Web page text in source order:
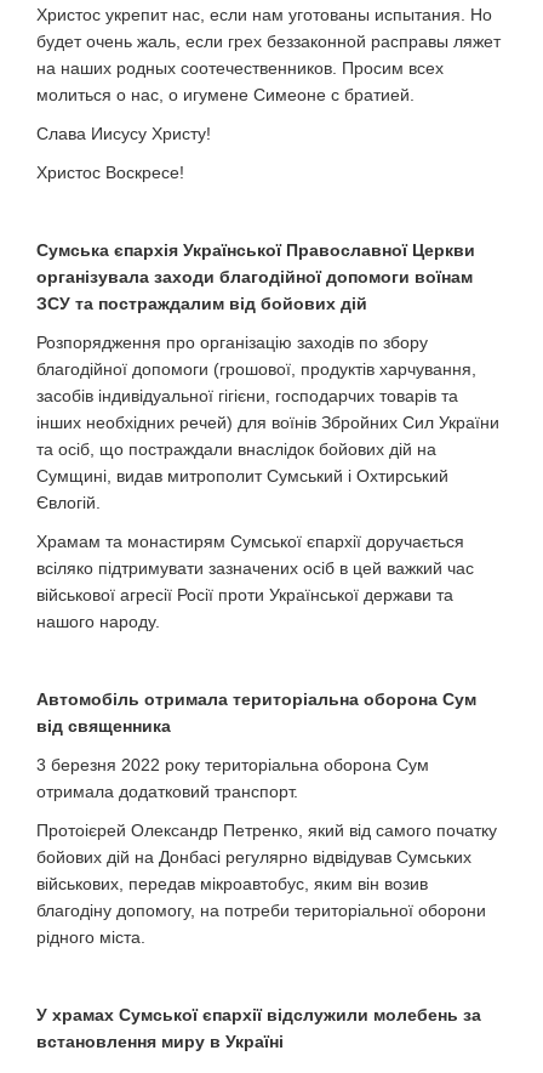
Христос укрепит нас, если нам уготованы испытания. Но
будет очень жаль, если грех беззаконной расправы ляжет
на наших родных соотечественников. Просим всех
молиться о нас, о игумене Симеоне с братией.
Слава Иисусу Христу!
Христос Воскресе!
Сумська єпархія Української Православної Церкви
організувала заходи благодійної допомоги воїнам
ЗСУ та постраждалим від бойових дій
Розпорядження про організацію заходів по збору
благодійної допомоги (грошової, продуктів харчування,
засобів індивідуальної гігієни, господарчих товарів та
інших необхідних речей) для воїнів Збройних Сил України
та осіб, що постраждали внаслідок бойових дій на
Сумщині, видав митрополит Сумський і Охтирський
Євлогій.
Храмам та монастирям Сумської єпархії доручається
всіляко підтримувати зазначених осіб в цей важкий час
військової агресії Росії проти Української держави та
нашого народу.
Автомобіль отримала територіальна оборона Сум
від священника
3 березня 2022 року територіальна оборона Сум
отримала додатковий транспорт.
Протоієрей Олександр Петренко, який від самого початку
бойових дій на Донбасі регулярно відвідував Сумських
військових, передав мікроавтобус, яким він возив
благодіну допомогу, на потреби територіальної оборони
рідного міста.
У храмах Сумської єпархії відслужили молебень за
встановлення миру в Україні